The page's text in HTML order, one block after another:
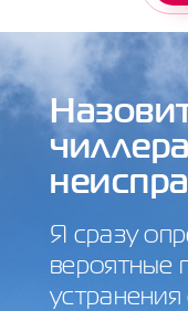
Я сразу
вероятные